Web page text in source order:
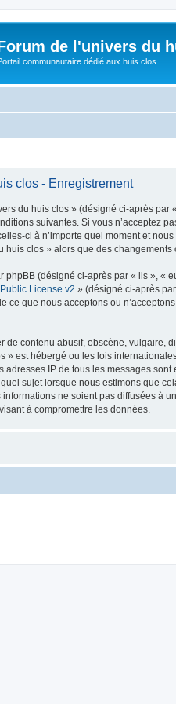
de l'univers du
communautaire dédié aux huis clos
clos - Enregistrement
du huis clos » (désigné ci-après par
suivantes. Si vous n’acceptez
ci à n’importe quel moment et
huis clos » alors que des
phpBB (désigné ci-après par « ils », «
License v2 » (désigné ci-après
ce que nous acceptons ou
de contenu abusif, obscène, vulgaire,
» est hébergé ou les lois
adresses IP de tous les messages
sujet lorsque nous estimons que
ne soient pas diffusées à
à compromettre les données.